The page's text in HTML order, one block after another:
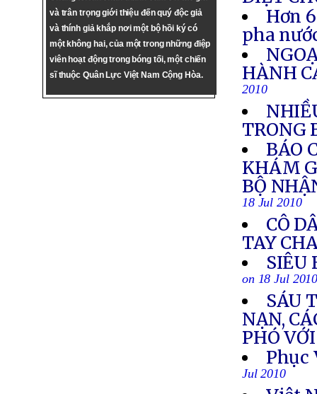
và trân trọng giới thiệu đến quý độc giả
và thính giả khắp nơi một bộ hồi ký có
một không hai, của một trong những điệp
viên hoạt động trong bóng tối, một chiến
sĩ thuộc Quân Lực Việt Nam Cộng Hòa.
Hơn
pha
HÀNH
2010
TRONG
BÁO
KHÁM
BỘ
18 Jul 2010
CÔ
TAY
SIÊU
on 18 Jul
SÁU
NẠN,
PHÓ
Phục
Jul 2010